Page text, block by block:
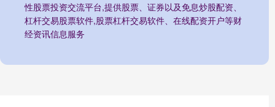
性股票投资交流平台,提供股票、证券以及免息炒股配资、
杠杆交易股票软件,股票杠杆交易软件、在线配资开户等财
经资讯信息服务